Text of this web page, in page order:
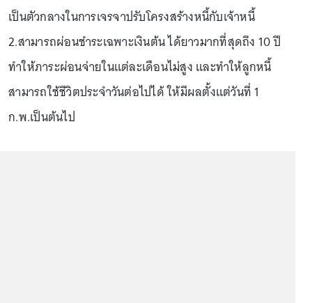
เป็นตัวกลางในการเจรจาปรับโครงสร้างหนี้กับเจ้าหนี้
2.สามารถผ่อนชำระเฉพาะเงินต้น ได้ยาวมากที่สุดถึง 10 ปี
ทำให้ภาระผ่อนจ่ายในแต่ละเดือนไม่สูง และทำให้ลูกหนี้
สามารถใช้ชีวิตประจำวันต่อไปได้ ให้มีผลตั้งแต่วันที่ 1
ก.พ.เป็นต้นไป